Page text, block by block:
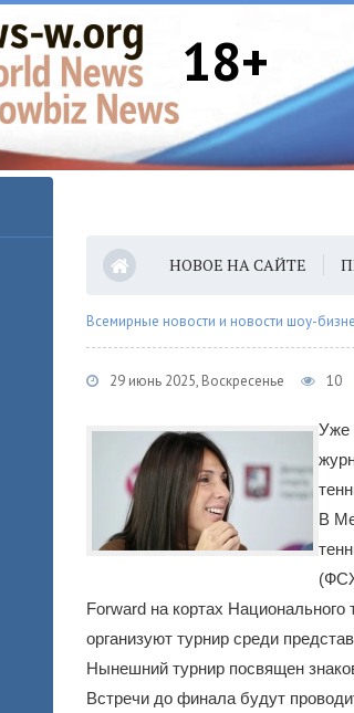
18+
НОВОЕ НА САЙТЕ
Всемирные новости и новости шоу-
29 июнь 2025, Воскресенье 10
Уже
В
Forward на кортах
организуют турнир среди
Нынешний турнир посвящен
Встречи до финала будут